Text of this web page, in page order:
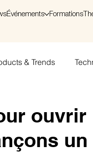
Événements Formations
& Trends
ouvrir
un